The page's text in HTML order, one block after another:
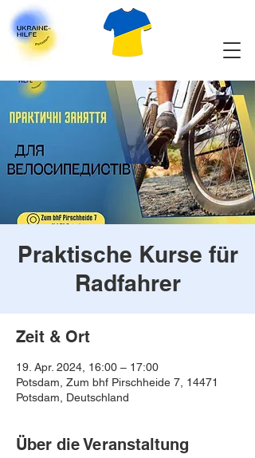
Praktische Kurse für
Radfahrer
Zeit & Ort
19. Apr. 2024, 16:00 – 17:00
Potsdam, Zum bhf Pirschheide 7, 14471
Potsdam, Deutschland
Über die Veranstaltung